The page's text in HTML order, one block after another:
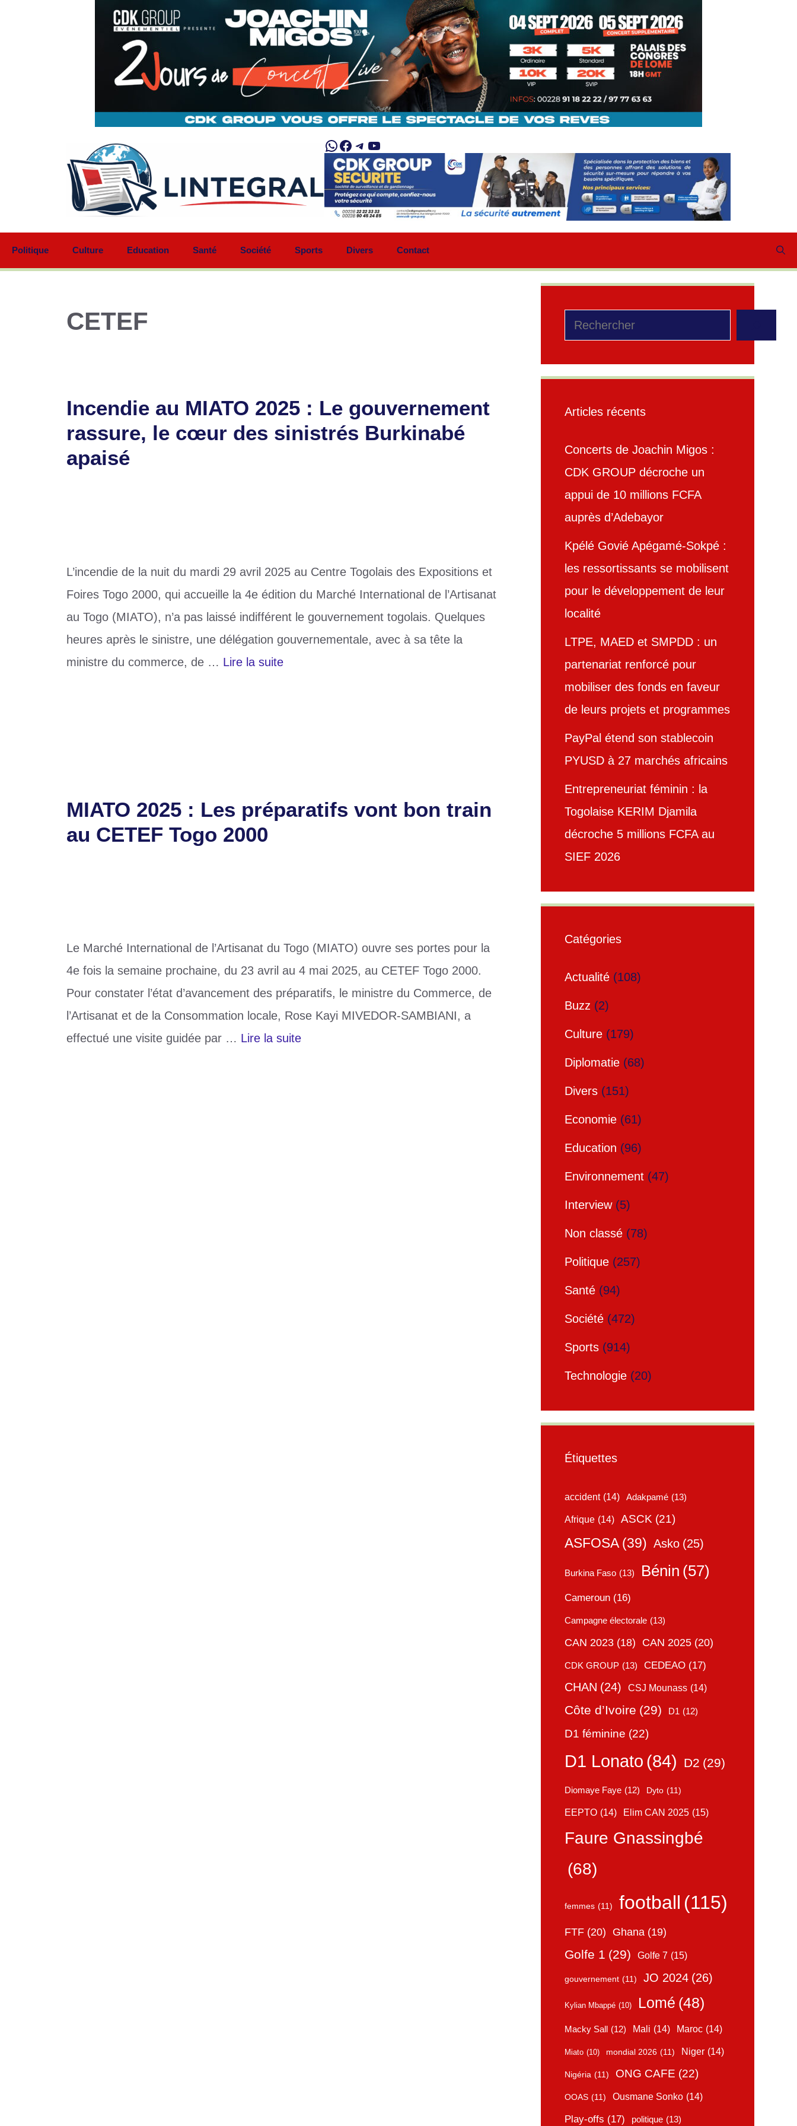
WhatsApp
Facebook
Telegram
YouTube
Politique Culture Education Santé Société Sports Divers Contact
CETEF
Incendie au MIATO 2025 : Le gouvernement
rassure, le cœur des sinistrés Burkinabé
apaisé
L’incendie de la nuit du mardi 29 avril 2025 au Centre Togolais des Expositions et
Foires Togo 2000, qui accueille la 4e édition du Marché International de l’Artisanat
au Togo (MIATO), n’a pas laissé indifférent le gouvernement togolais. Quelques
heures après le sinistre, une délégation gouvernementale, avec à sa tête la
ministre du commerce, de … Lire la suite
MIATO 2025 : Les préparatifs vont bon train
au CETEF Togo 2000
Le Marché International de l’Artisanat du Togo (MIATO) ouvre ses portes pour la
4e fois la semaine prochaine, du 23 avril au 4 mai 2025, au CETEF Togo 2000.
Pour constater l’état d’avancement des préparatifs, le ministre du Commerce, de
l’Artisanat et de la Consommation locale, Rose Kayi MIVEDOR-SAMBIANI, a
effectué une visite guidée par … Lire la suite
Rechercher
Articles récents
Concerts de Joachin Migos :
CDK GROUP décroche un
appui de 10 millions FCFA
auprès d’Adebayor
Kpélé Govié Apégamé-Sokpé :
les ressortissants se mobilisent
pour le développement de leur
localité
LTPE, MAED et SMPDD : un
partenariat renforcé pour
mobiliser des fonds en faveur
de leurs projets et programmes
PayPal étend son stablecoin
PYUSD à 27 marchés africains
Entrepreneuriat féminin : la
Togolaise KERIM Djamila
décroche 5 millions FCFA au
SIEF 2026
Catégories
Actualité (108)
Buzz (2)
Culture (179)
Diplomatie (68)
Divers (151)
Economie (61)
Education (96)
Environnement (47)
Interview(5)
Non classé (78)
Politique (257)
Santé (94)
Société (472)
Sports (914)
Technologie (20)
Étiquettes
accident (14) Adakpamé (13)
Afrique (14) ASCK (21)
ASFOSA (39) Asko (25)
Burkina Faso (13) Bénin (57)
Cameroun (16)
Campagne électorale (13)
CAN 2023 (18) CAN 2025 (20)
CDK GROUP (13) CEDEAO (17)
CHAN (24) CSJ Mounass (14)
Côte d’Ivoire (29) D1 (12)
D1 féminine (22)
D1 Lonato (84) D2 (29)
Diomaye Faye (12) Dyto (11)
EEPTO (14) Elim CAN 2025 (15)
Faure Gnassingbé
(68)
femmes (11) football (115)
FTF (20) Ghana (19)
Golfe 1 (29) Golfe 7 (15)
gouvernement (11) JO 2024 (26)
Kylian Mbappé (10) Lomé (48)
Macky Sall (12) Mali (14) Maroc (14)
Miato (10) mondial 2026 (11) Niger (14)
Nigéria (11) ONG CAFE (22)
OOAS (11) Ousmane Sonko (14)
Play-offs (17) politique (13)